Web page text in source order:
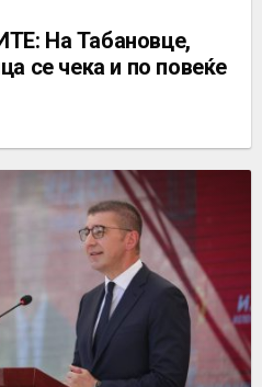
На Табановце,
се чека и по повеќе